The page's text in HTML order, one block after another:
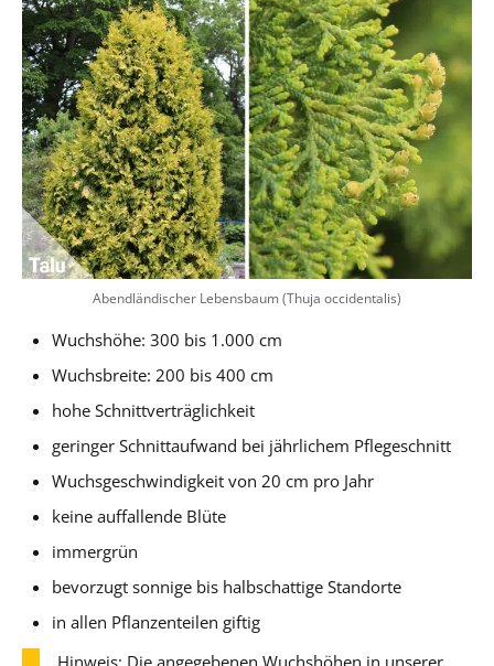
Abendländischer Lebensbaum (Thuja occidentalis)
Wuchshöhe: 300 bis 1.000 cm
Wuchsbreite: 200 bis 400 cm
hohe Schnittverträglichkeit
geringer Schnittaufwand bei jährlichem Pflegeschnitt
Wuchsgeschwindigkeit von 20 cm pro Jahr
keine auffallende Blüte
immergrün
bevorzugt sonnige bis halbschattige Standorte
in allen Pflanzenteilen giftig
Hinweis: Die angegebenen Wuchshöhen in unserer